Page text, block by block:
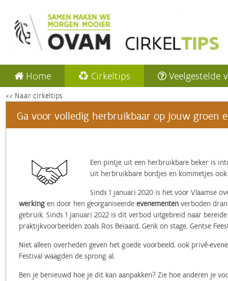
Home Cirkeltips Veelgestelde
<< Naar cirkeltips
Ga voor volledig herbruikbaar op jouw groen
Een pintje uit een herbruikbare beker is
uit herbruikbare bordjes en kommetjes
Sinds 1 januari 2020 is het voor Vlaamse
werkingen door hen georganiseerde evenementenverboden
gebruik. Sinds 1 januari 2022 is dit verbod uitgebreid naar
praktijkvoorbeelden zoals Ros Beiaard, Genk on stage, Gentse
Niet alleen overheden geven het goede voorbeeld, ook privé-
Festival waagden de sprong al.
Ben je benieuwd hoe je dit kan aanpakken? Zie hoe anderen je